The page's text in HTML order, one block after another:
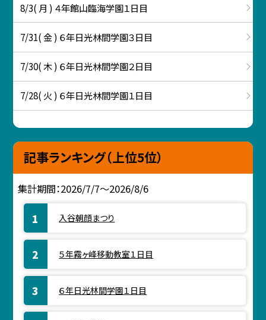
8/3( 月 ) ４年館山臨海学園１日目
7/31( 金 ) ６年日光林間学園３日目
7/30( 木 ) ６年日光林間学園２日目
7/28( 火 ) ６年日光林間学園１日目
記事ランキング（上位5位）
集計期間：2026/7/7～2026/8/6
入谷朝顔まつり
５年霧ヶ峰移動教室１日目
６年日光林間学園１日目